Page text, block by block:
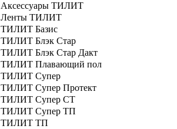
Аксессуары ТИЛИТ
Ленты ТИЛИТ
ТИЛИТ Базис
ТИЛИТ Блэк Стар
ТИЛИТ Блэк Стар Дакт
ТИЛИТ Плавающий пол
ТИЛИТ Супер
ТИЛИТ Супер Протект
ТИЛИТ Супер СТ
ТИЛИТ Супер ТП
ТИЛИТ ТП